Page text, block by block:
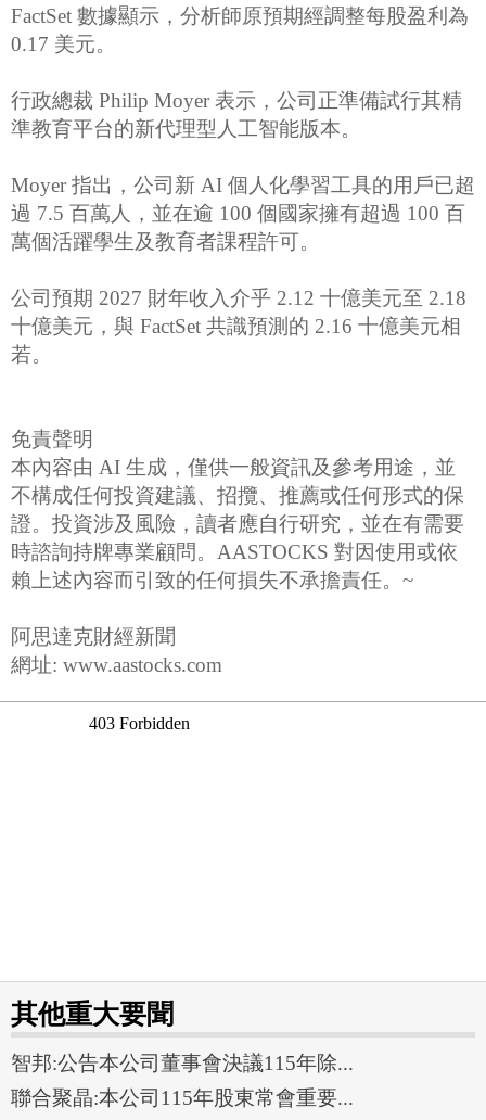
FactSet 數據顯示，分析師原預期經調整每股盈利為
0.17 美元。
行政總裁 Philip Moyer 表示，公司正準備試行其精
準教育平台的新代理型人工智能版本。
Moyer 指出，公司新 AI 個人化學習工具的用戶已超
過 7.5 百萬人，並在逾 100 個國家擁有超過 100 百
萬個活躍學生及教育者課程許可。
公司預期 2027 財年收入介乎 2.12 十億美元至 2.18
十億美元，與 FactSet 共識預測的 2.16 十億美元相
若。
免責聲明
本內容由 AI 生成，僅供一般資訊及參考用途，並
不構成任何投資建議、招攬、推薦或任何形式的保
證。投資涉及風險，讀者應自行研究，並在有需要
時諮詢持牌專業顧問。AASTOCKS 對因使用或依
賴上述內容而引致的任何損失不承擔責任。~
阿思達克財經新聞
網址: www.aastocks.com
其他重大要聞
智邦:公告本公司董事會決議115年除...
聯合聚晶:本公司115年股東常會重要...